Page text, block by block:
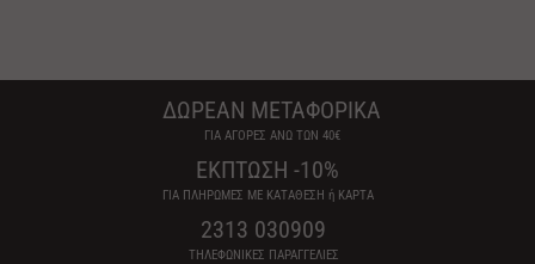
ΔΩΡΕΑΝ ΜΕΤΑΦΟΡΙΚΑ
ΓΙΑ ΑΓΟΡΕΣ ΑΝΩ ΤΩΝ 40€
ΕΚΠΤΩΣΗ -10%
ΓΙΑ ΠΛΗΡΩΜΕΣ ΜΕ ΚΑΤΑΘΕΣΗ ή ΚΑΡΤΑ
2313 030909
ΤΗΛΕΦΩΝΙΚΕΣ ΠΑΡΑΓΓΕΛΙΕΣ